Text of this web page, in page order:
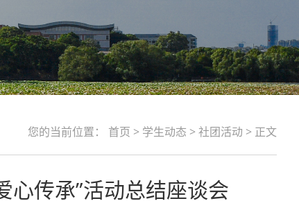
您的当前位置： 首页 > 学生动态 > 社团活动 > 正文
心传承”活动总结座谈会